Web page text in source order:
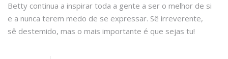
Betty continua a inspirar toda a gente a ser o melhor de si
e a nunca terem medo de se expressar. Sê irreverente,
sê destemido, mas o mais importante é que sejas tu!